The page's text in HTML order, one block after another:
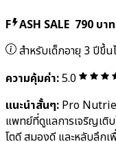
Member
ผลิตภัณฑ์อาหารเสริมเด็
จากองค์ความรู้ ของทีมแ
เด็กเหมาะสำหรับเด็กเอเ
อาหารครบถ้วนอย่างถูกต้
ผลิตภัณฑ์หลากหลายเพื่อ
อย่างครบถ้วน เพื่อช่วยใ
ในทุกช่วงวัย